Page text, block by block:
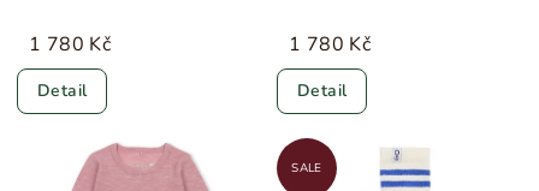
1 780 Kč
Detail
1 780 Kč
Detail
SALE